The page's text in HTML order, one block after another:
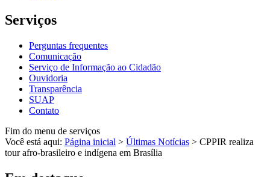
Serviços
Perguntas frequentes
Comunicação
Serviço de Informação ao Cidadão
Ouvidoria
Transparência
SUAP
Contato
Fim do menu de serviços
Você está aqui: Página inicial > Últimas Notícias > CPPIR realiza
tour afro-brasileiro e indígena em Brasília